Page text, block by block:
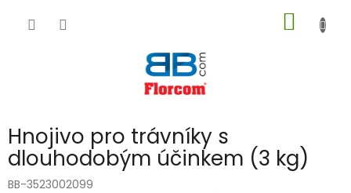
KOŠÍK
Hnojivo pro trávníky s
dlouhodobým účinkem (3 kg)
BB-3523002099